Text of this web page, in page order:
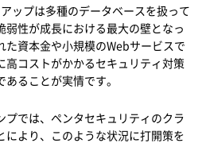
ップは多種のデータベースを扱って
弱性が成長における最大の壁となっ
た資本金や小規模のWebサービスで
高コストがかかるセキュリティ対策
ることが実情です。
プでは、ペンタセキュリティのクラ
により、このような状況に打開策を